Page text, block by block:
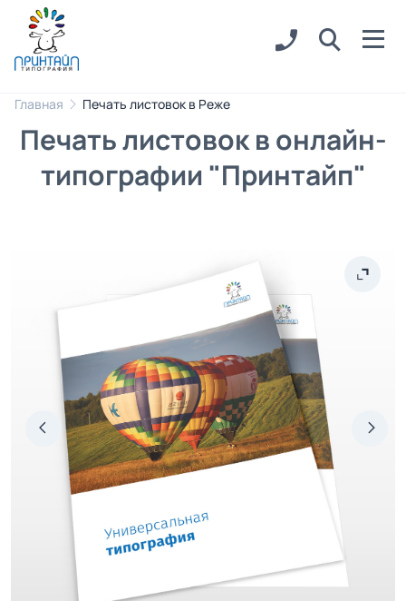
Главная Печать листовок в Реже
Печать листовок в онлайн-
типографии "Принтайп"